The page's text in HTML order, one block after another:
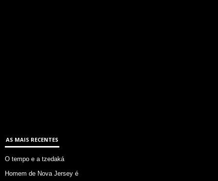
AS MAIS RECENTES
O tempo e a tzedaká
Homem de Nova Jersey é